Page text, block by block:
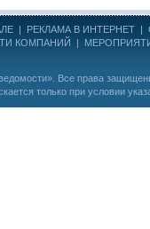
| РЕКЛАМА В ИНТЕРНЕТ |
КОМПАНИЙ |
. Все права
только при условии